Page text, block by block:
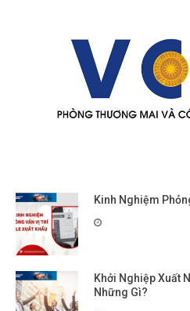
Kinh Nghiệm
Khởi Nghiệp Xuất
Những Gì?